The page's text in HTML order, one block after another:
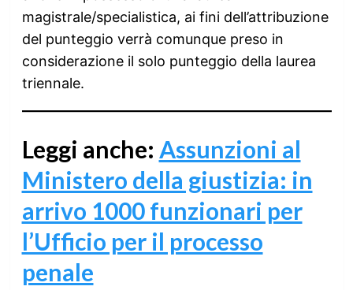
magistrale/specialistica, ai fini dell’attribuzione
del punteggio verrà comunque preso in
considerazione il solo punteggio della laurea
triennale.
Leggi anche: Assunzioni al
Ministero della giustizia: in
arrivo 1000 funzionari per
l’Ufficio per il processo
penale